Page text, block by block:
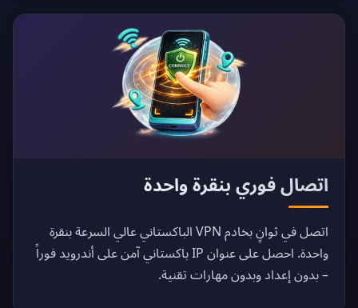
اتصال فوري بنقرة واحدة
اتصل في ثوانٍ بخادم VPN الباكستاني عالي السرعة بنقرة
واحدة. احصل على عنوان IP باكستاني آمن على أندرويد فوراً
– بدون إعداد وبدون مهارات تقنية.